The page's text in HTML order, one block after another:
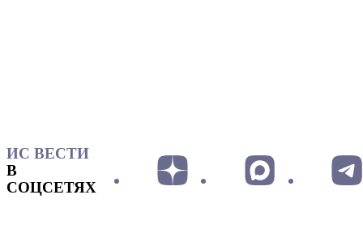
ИС ВЕСТИ
В
СОЦСЕТЯХ